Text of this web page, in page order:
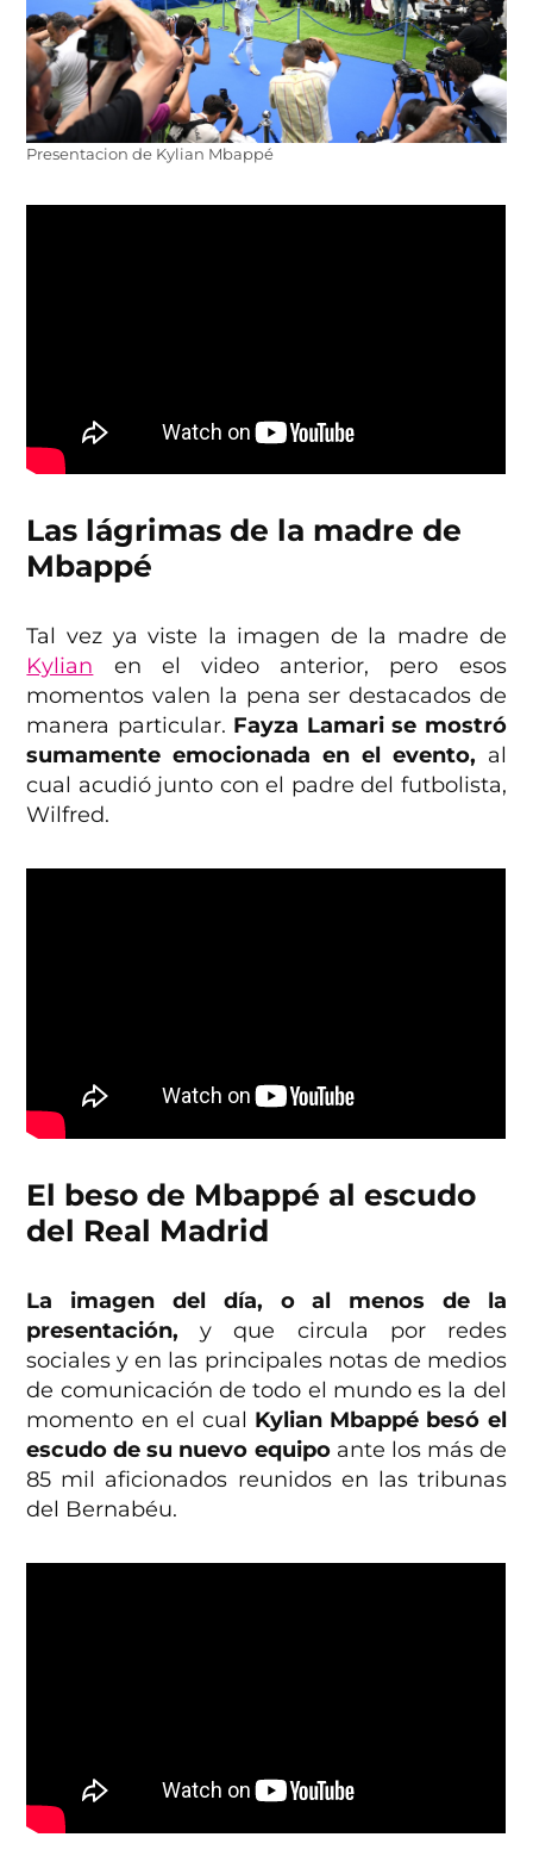
Presentacion de Kylian Mbappé
Las lágrimas de la madre de
Mbappé
Tal vez ya viste la imagen de la madre de
Kylian en el video anterior, pero esos
momentos valen la pena ser destacados de
manera particular. Fayza Lamari se mostró
sumamente emocionada en el evento, al
cual acudió junto con el padre del futbolista,
Wilfred.
El beso de Mbappé al escudo
del Real Madrid
La imagen del día, o al menos de la
presentación, y que circula por redes
sociales y en las principales notas de medios
de comunicación de todo el mundo es la del
momento en el cual Kylian Mbappé besó el
escudo de su nuevo equipo ante los más de
85 mil aficionados reunidos en las tribunas
del Bernabéu.